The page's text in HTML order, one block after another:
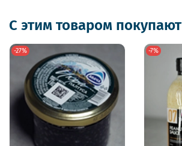
С этим товаром покупают
-27% -7%